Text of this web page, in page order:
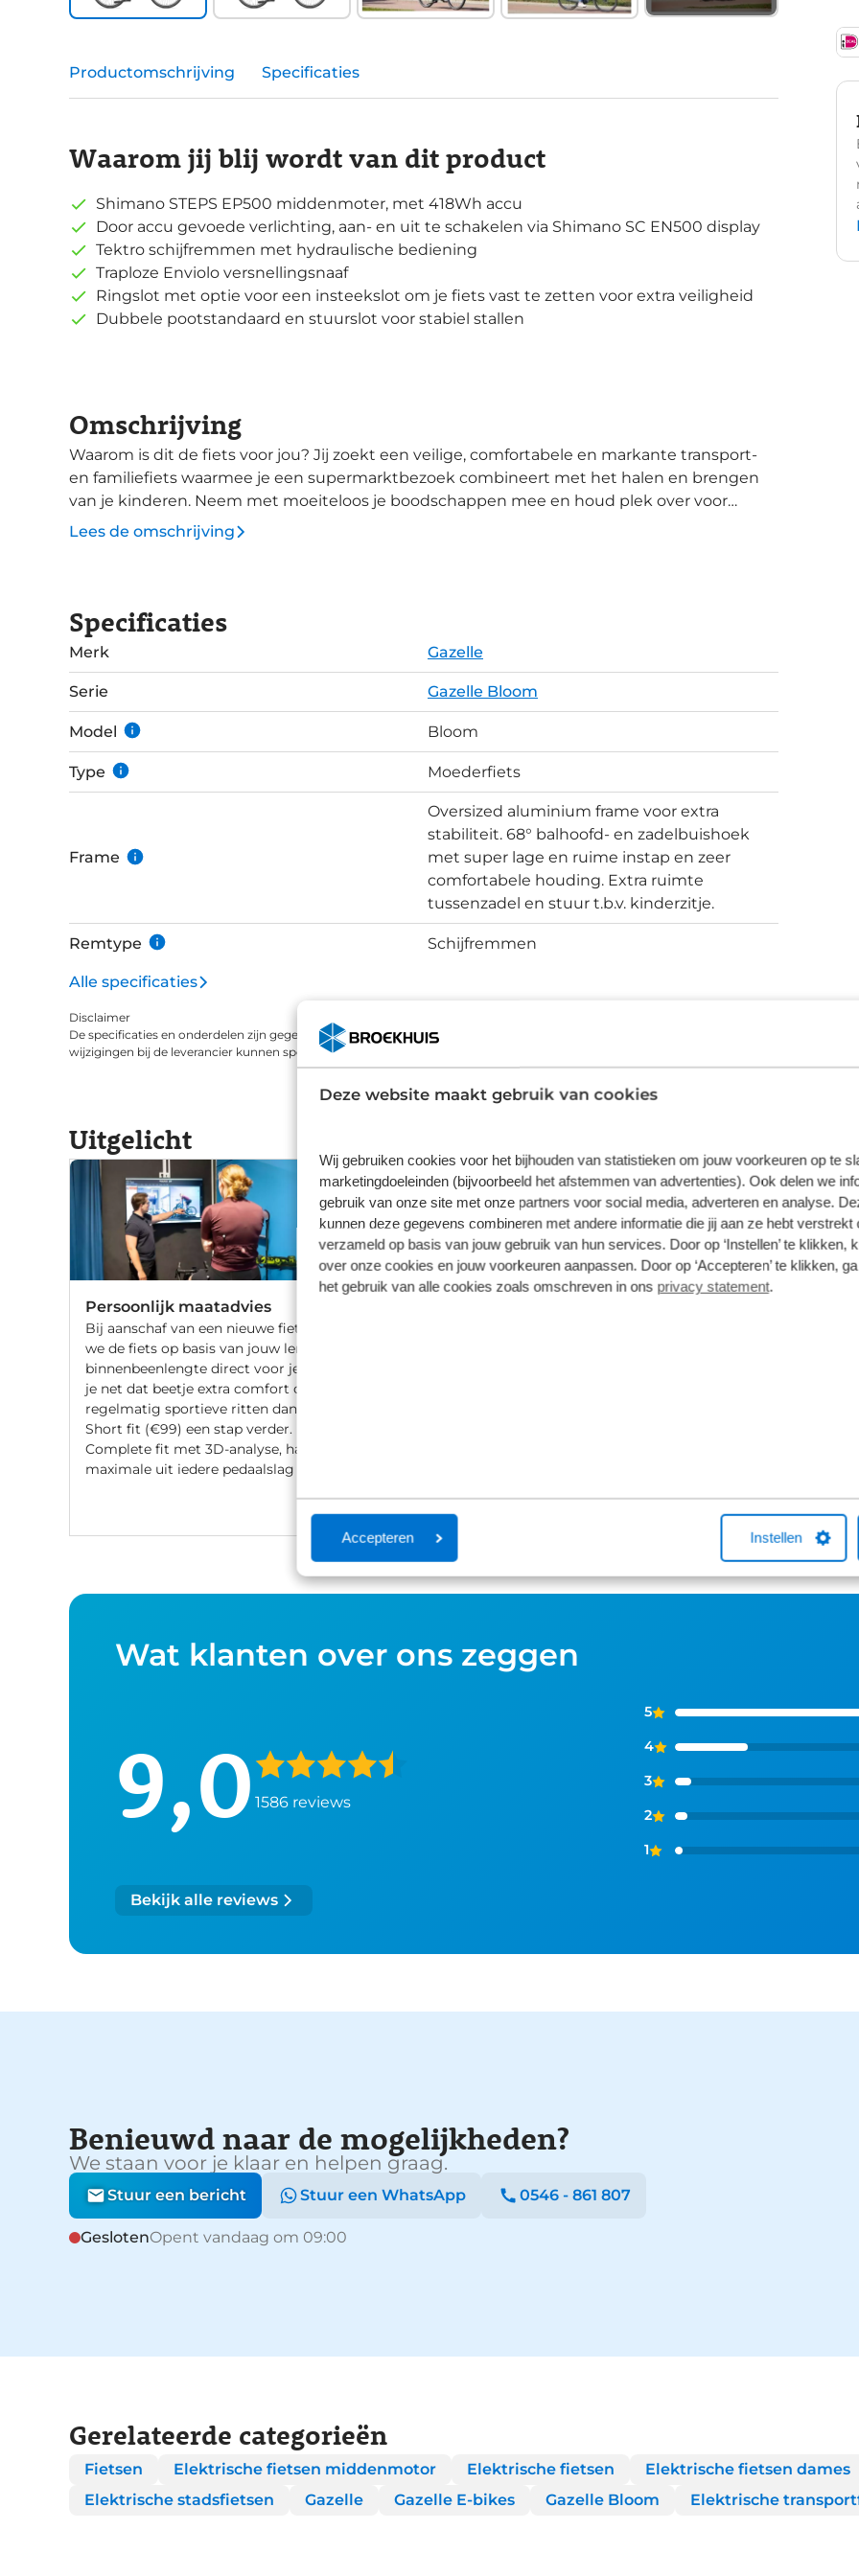
Deze website maakt gebruik van cookies
Wij gebruiken cookies voor het bijhouden van statistieken om jouw voorkeuren op te
marketingdoeleinden (bijvoorbeeld het afstemmen van advertenties). Ook delen we
gebruik van onze site met onze partners voor social media, adverteren en analyse.
kunnen deze gegevens combineren met andere informatie die jij aan ze hebt verstrekt
verzameld op basis van jouw gebruik van hun services. Door op ‘Instellen’ te klikken,
over onze cookies en jouw voorkeuren aanpassen. Door op ‘Accepteren’ te klikken,
het gebruik van alle cookies zoals omschreven in ons privacy statement.
Accepteren Instellen
Productomschrijving Specificaties
Waarom jij blij wordt van dit product
Shimano STEPS EP500 middenmoter, met 418Wh accu
Door accu gevoede verlichting, aan- en uit te schakelen via Shimano SC EN500 display
Tektro schijfremmen met hydraulische bediening
Traploze Enviolo versnellingsnaaf
Ringslot met optie voor een insteekslot om je fiets vast te zetten voor extra veiligheid
Dubbele pootstandaard en stuurslot voor stabiel stallen
Omschrijving
Waarom is dit de fiets voor jou? Jij zoekt een veilige, comfortabele en markante transport-
en familiefiets waarmee je een supermarktbezoek combineert met het halen en brengen
van je kinderen. Neem met moeiteloos je boodschappen mee en houd plek over voor
minimaal 1 kind. Deze e-bike uitvoering geeft je ook nog een extra zetje in de rug door
Enviolo is de Bloom voldoende uitgerust om zelfs heuvelachtig terrein aan te kunnen.
Hydraulische Tektro HD-T280 schijfremmen geven perfecte remkracht in alle
omstandigheden. De voor- en achterverlichting wordt gevoed door de accu. De LED-
koplamp wordt aan- en uitgeschakeld via het display.
Lees de omschrijving
Specificaties
Merk Gazelle
Serie Gazelle Bloom
Model Bloom
Type Moederfiets
Frame
Oversized aluminium frame voor extra
stabiliteit. 68° balhoofd- en zadelbuishoek
met super lage en ruime instap en zeer
comfortabele houding. Extra ruimte
tussenzadel en stuur t.b.v. kinderzitje.
Remtype Schijfremmen
Alle specificaties
Disclaimer
De specificaties en onderdelen zijn gegeven op basis van aanlevering van de leverancier. Op basis van beschikbaarheid of
wijzigingen bij de leverancier kunnen specificaties afwijken.
Uitgelicht
Persoonlijk maatadvies
Bij aanschaf van een nieuwe fiets stellen
we de fiets op basis van jouw lengte en
binnenbeenlengte direct voor je af. Wil
je net dat beetje extra comfort of fiets je
regelmatig sportieve ritten dan gaat de
Short fit (€99) een stap verder. Met een
Complete fit met 3D-analyse, haal je het
maximale uit iedere pedaalslag (€249).
Broekhuis-
met één van
je online een
helpen met
Wat klanten over ons zeggen
9,0 1586 reviews
5
4
3
2
1
Bekijk alle reviews
Benieuwd naar de mogelijkheden?
We staan voor je klaar en helpen graag.
Stuur een bericht Stuur een WhatsApp 0546 - 861 807
GeslotenOpent vandaag om 09:00
Gerelateerde categorieën
Fietsen Elektrische fietsen middenmotor Elektrische fietsen Elektrische fietsen dames
Elektrische stadsfietsen
Gazelle Gazelle E-bikes Gazelle Bloom Elektrische